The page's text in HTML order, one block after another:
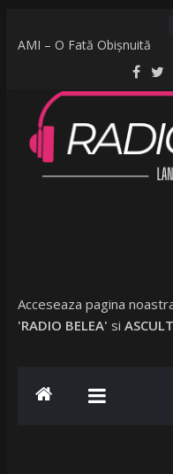
Raed Arafat: Nu cred că
limitează accesul celor
AMI – O Fată Obişnuită
scurt timp după ce acesta
Google, somată să fie
legislația UE: Cum
De la caniculă la vijelii în
făcut ravagii în zeci de
Acceseaza pagina
'RADIO BELEA' si